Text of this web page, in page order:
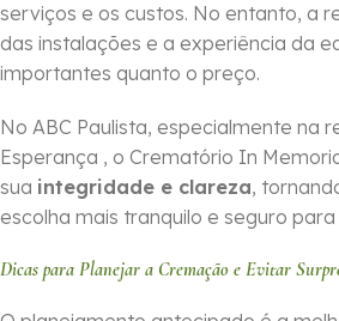
serviços e os custos. No entanto, a
das instalações e a experiência da
importantes quanto o preço.
No ABC Paulista, especialmente na
Esperança , o Crematório In
sua integridade e clareza,
escolha mais tranquilo e seguro
Dicas para Planejar a Cremação e Evitar